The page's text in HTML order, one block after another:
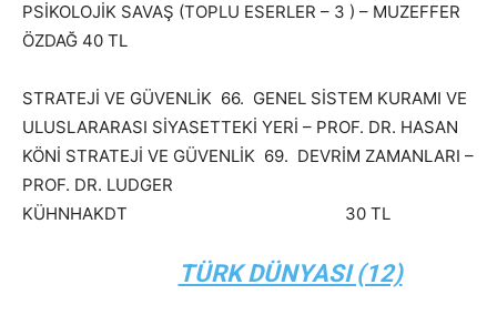
PSİKOLOJİK SAVAŞ (TOPLU ESERLER – 3 ) – MUZEFFER
ÖZDAĞ 40 TL
STRATEJİ VE GÜVENLİK 66. GENEL SİSTEM KURAMI VE
ULUSLARARASI SİYASETTEKİ YERİ – PROF. DR. HASAN
KÖNİ STRATEJİ VE GÜVENLİK 69. DEVRİM ZAMANLARI –
PROF. DR. LUDGER
KÜHNHAKDT 30 TL
TÜRK DÜNYASI (12)